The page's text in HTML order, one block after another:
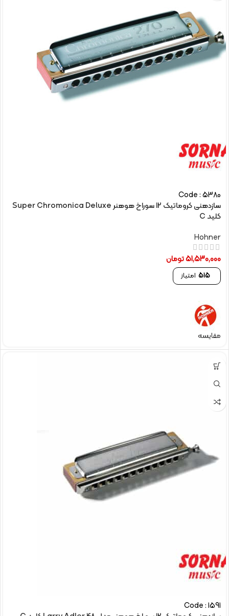
Code : 5380
سازدهنی کروماتیک 12 سوراخ هوهنر Super Chromonica Deluxe
کلید C
Hohner
51,530,000تومان
515 امتیاز
مقایسه
Code : 1591